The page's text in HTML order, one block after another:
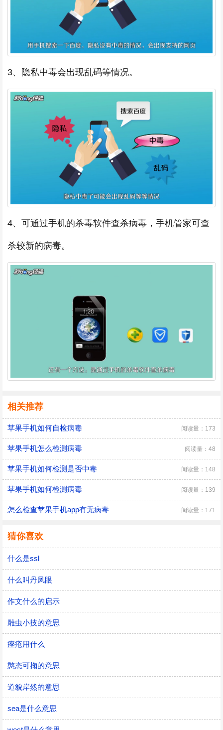
3、隐私中毒会出现乱码等情况。
4、可通过手机的杀毒软件查杀病毒，手机管家可查
杀较新的病毒。
相关推荐
苹果手机如何自检病毒 阅读量：173
苹果手机怎么检测病毒 阅读量：48
苹果手机如何检测是否中毒 阅读量：148
苹果手机如何检测病毒 阅读量：139
怎么检查苹果手机app有无病毒 阅读量：171
猜你喜欢
什么是ssl
什么叫丹凤眼
作文什么的启示
雕虫小技的意思
痤疮用什么
憨态可掬的意思
道貌岸然的意思
sea是什么意思